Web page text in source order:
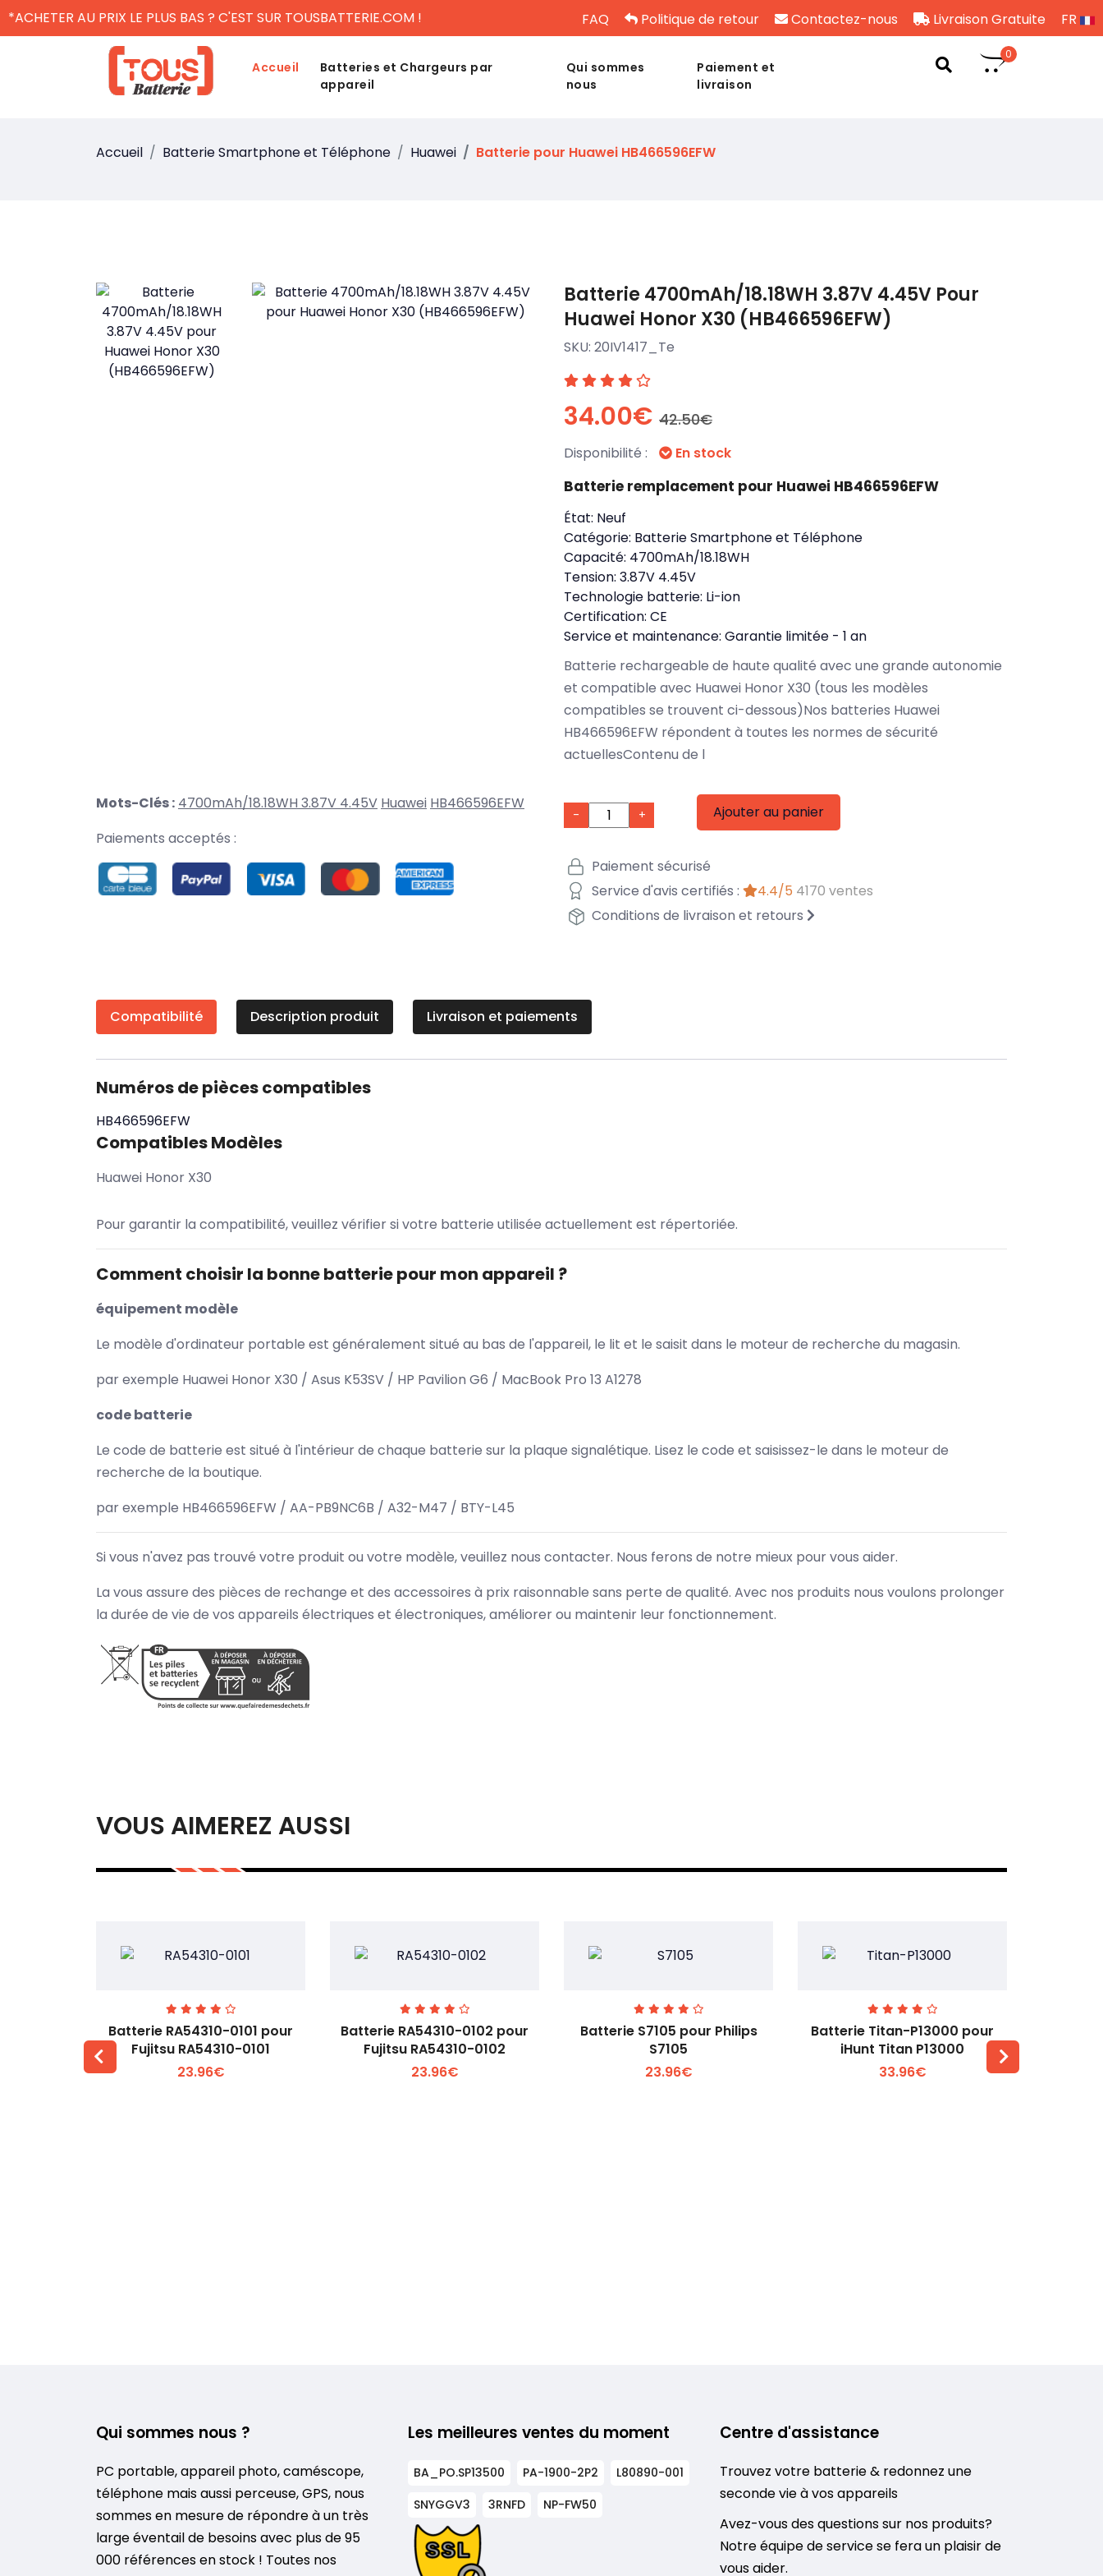
*ACHETER AU PRIX LE PLUS BAS ? C'EST SUR TOUSBATTERIE.COM ! FAQ Politique de retour Contactez-nous Livraison Gratuite FR
Accueil
Batteries et Chargeurs par
appareil
Qui sommes
nous
Paiement et
livraison
0
Accueil Batterie Smartphone et Téléphone Huawei Batterie pour Huawei HB466596EFW
Mots-Clés : 4700mAh/18.18WH 3.87V 4.45V Huawei HB466596EFW
Paiements acceptés :
Batterie 4700mAh/18.18WH 3.87V 4.45V Pour
Huawei Honor X30 (HB466596EFW)
SKU: 20IV1417_Te
34.00€ 42.50€
Disponibilité : En stock
Batterie remplacement pour Huawei HB466596EFW
État: Neuf
Catégorie: Batterie Smartphone et Téléphone
Capacité: 4700mAh/18.18WH
Tension: 3.87V 4.45V
Technologie batterie: Li-ion
Certification: CE
Service et maintenance: Garantie limitée - 1 an
Batterie rechargeable de haute qualité avec une grande autonomie
et compatible avec Huawei Honor X30 (tous les modèles
compatibles se trouvent ci-dessous)Nos batteries Huawei
HB466596EFW répondent à toutes les normes de sécurité
actuellesContenu de l
- + Ajouter au panier
Paiement sécurisé
Service d'avis certifiés :
4.4/5 4170 ventes
Conditions de livraison et retours
Compatibilité Description produit Livraison et paiements
Numéros de pièces compatibles
HB466596EFW
Compatibles Modèles
Huawei Honor X30
Pour garantir la compatibilité, veuillez vérifier si votre batterie utilisée actuellement est répertoriée.
Comment choisir la bonne batterie pour mon appareil ?
équipement modèle
Le modèle d'ordinateur portable est généralement situé au bas de l'appareil, le lit et le saisit dans le moteur de recherche du magasin.
par exemple Huawei Honor X30 / Asus K53SV / HP Pavilion G6 / MacBook Pro 13 A1278
code batterie
Le code de batterie est situé à l'intérieur de chaque batterie sur la plaque signalétique. Lisez le code et saisissez-le dans le moteur de
recherche de la boutique.
par exemple HB466596EFW / AA-PB9NC6B / A32-M47 / BTY-L45
Si vous n'avez pas trouvé votre produit ou votre modèle, veuillez nous contacter. Nous ferons de notre mieux pour vous aider.
La vous assure des pièces de rechange et des accessoires à prix raisonnable sans perte de qualité. Avec nos produits nous voulons prolonger
la durée de vie de vos appareils électriques et électroniques, améliorer ou maintenir leur fonctionnement.
VOUS AIMEREZ AUSSI
Voir plus +
Batterie RA54310-0101 pour
Fujitsu RA54310-0101
23.96€
Voir plus +
Batterie RA54310-0102 pour
Fujitsu RA54310-0102
23.96€
Voir plus +
Batterie S7105 pour Philips
S7105
23.96€
Voir plus +
Batterie Titan-P13000 pour
iHunt Titan P13000
33.96€
Qui sommes nous ?
PC portable, appareil photo, caméscope,
téléphone mais aussi perceuse, GPS, nous
sommes en mesure de répondre à un très
large éventail de besoins avec plus de 95
000 références en stock ! Toutes nos
Les meilleures ventes du moment
BA_PO.SP13500 PA-1900-2P2
L80890-001
SNYGGV3
3RNFD NP-FW50
Centre d'assistance
Trouvez votre batterie & redonnez une
seconde vie à vos appareils
Avez-vous des questions sur nos produits?
Notre équipe de service se fera un plaisir de
vous aider.